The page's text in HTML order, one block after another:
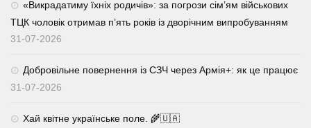
«Викрадатиму їхніх родичів»: за погрози сім’ям військових
ТЦК чоловік отримав п’ять років із дворічним випробуванням
31-07-2026
Добровільне повернення із СЗЧ через Армія+: як це працює
31-07-2026
Хай квітне українське поле. 🌾🇺🇦